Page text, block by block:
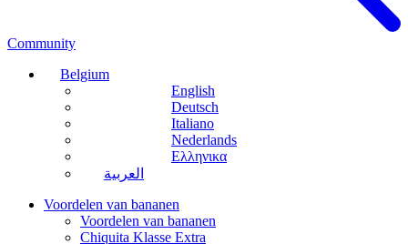
Community
Belgium
English
Deutsch
Italiano
Nederlands
Ελληνικα
العربية
Voordelen van bananen
Voordelen van bananen
Chiquita Klasse Extra